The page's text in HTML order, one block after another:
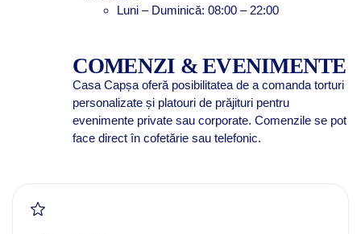
Luni – Duminică: 08:00 – 22:00
COMENZI & EVENIMENTE
Casa Capșa oferă posibilitatea de a comanda torturi
personalizate și platouri de prăjituri pentru
evenimente private sau corporate. Comenzile se pot
face direct în cofetărie sau telefonic.